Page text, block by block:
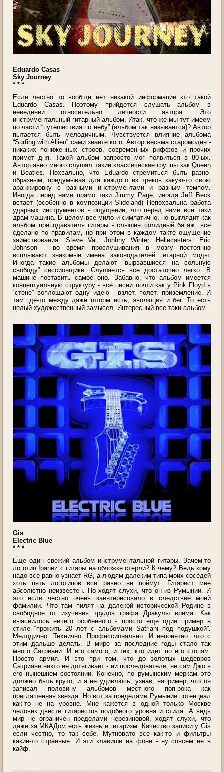
Eduardo Casas
Sky Journey
* * *
Если честно то вообще нет никакой информации кто такой
Eduardo Casas. Поэтому прийдется слушать альбом в
неведении относительно личности автора. Это
инструментальный гитарный альбом. Итак, что же мы тут имеем
по части “путешествия по небу” (альбом так называется)? Автор
пытается быть мелодичным. Чувствуется влияние альбома
“Surfing with Allien” сами знаете кого. Автор весьма старомоден -
никаких пониженных строев, современных риффов и прочих
примет дня. Такой альбом запросто мог появиться в 80-ых.
Автор явно много слушал такие классические группы как Queen
и Beatles. Похвально, что Eduardo стремиться быть разно-
образным, придумывая для каждого из треков какую-то свою
аранжировку с разными инструментами и разным темпом.
Иногда перед нами прямо таки Jimmy Page, иногда Jeff Beck
встает (особенно в композиции Slideland) Непохвальна работа
ударных инструментов - ощущение, что перед нами все таки
драм-машина. В целом все мило и симпатично, но выглядит как
альбом преподавателя гитары - слышен солидный багаж, все
сделано по правилам, но при этом в каждом такте ощущение
заимствования. Steve Vai, Johhny Winter, Hellecasters, Eric
Johnson - во время прослушивания в мозгу постоянно
всплывают знакомые имена законодателей гитарной моды.
Иногда такие альбомы делают “вырвавшиеся на сольную
свободу” сессионщики. Слушается все достаточно легко. В
машине поставить самое оно. Забавно, что альбом имеется
концептуальную структуру - все песни почти как у Pink Floyd в
“стене” воплощают одну идею - взлет, полет, приземление. И
там где-то между даже шторм есть, эволюция и бег. То есть
целый художественный замысел. Интересный все таки альбом.
Gis
Electric Blue
* * *
Еще один свежий альбом инструментальной гитары. Зачем-то
логотип Ibanez с гитары на обложке стерли? К чему? Ведь кому
надо все равно узнает RG, а людям далеким типа моих соседей
хоть пять логотипов все равно не поймут. Гитарист мне
абсолютно неизвестен. Но ходят слухи, что он из Румынии. И
это если честно очень заинтересовало в следствие моей
фамилии. Что там пилят на далекой исторической Родине в
свободное от изучения трудов графа Дракулы время. Как
выяснилось ничего особенного - просто еще один пример в
стиле “прожить 20 лет с альбомами Satriani под подушкой”.
Мелодично. Технично. Профессионально. И непонятно, что с
этим дальше делать. В мире за последние годы стало так
много Сатриани. И его самого, и тех, кто идет по его стопам.
Просто армия. И это при том, что до золотых шедевров
Сатриани никто не дотягивает - ни последователи, ни сам Джо в
его нынешнем состоянии. Конечно, по румынским меркам это
должно быть круто, и я не удивлюсь, узнав, например, что он
записал половину альбомов местного поп-рока как
приглашенная звезда. Но вот за пределами Румынии потенциал
как-то не на уровне. Мне кажется в одной только Москве
человек двести гитаристов подобного уровня и стиля. А ведь
мир не ограничен пределами нерезиновой, ходят слухи, что
даже за МКАДом есть жизнь и гитаризм. Качество записи у Gis
если честно, то так себе. Мутновато все как-то и фильтры
какие-то странные. И эти клавиши на фоне - ну совсем не в
кайф.